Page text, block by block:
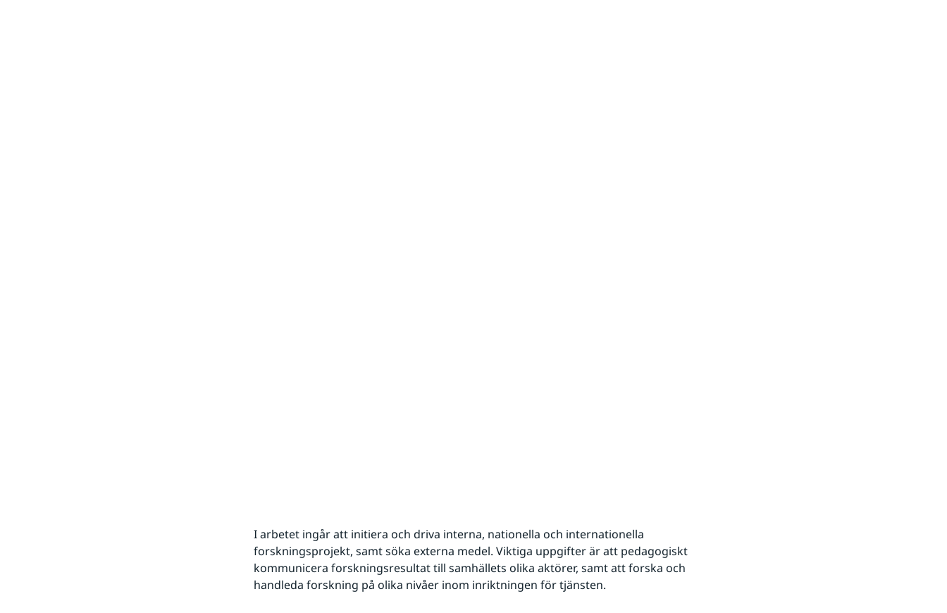
I arbetet ingår att initiera och driva interna, nationella och internationella
forskningsprojekt, samt söka externa medel. Viktiga uppgifter är att pedagogiskt
kommunicera forskningsresultat till samhällets olika aktörer, samt att forska och
handleda forskning på olika nivåer inom inriktningen för tjänsten.